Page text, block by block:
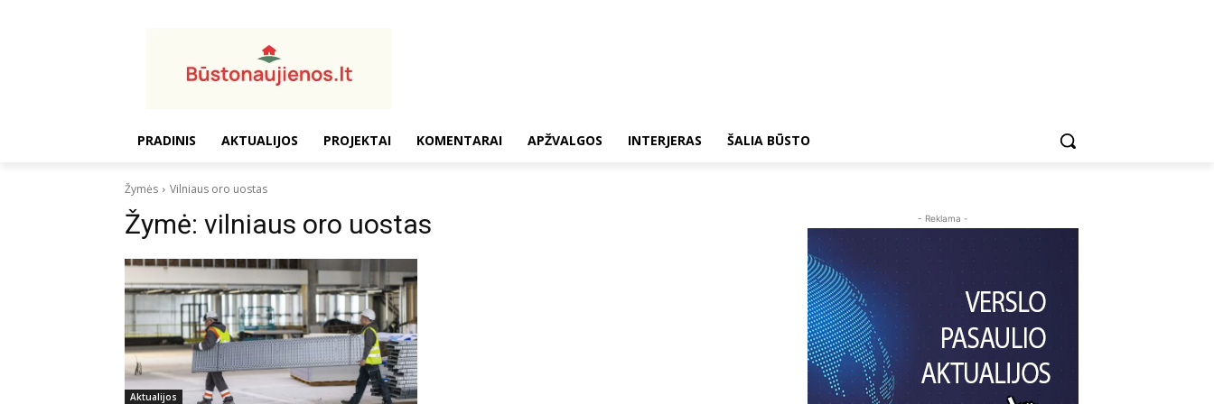
PRADINIS AKTUALIJOS PROJEKTAI KOMENTARAI APŽVALGOS INTERJERAS ŠALIA BŪSTO
Žymės Vilniaus oro uostas
Žymė: vilniaus oro uostas
Aktualijos
- Reklama -